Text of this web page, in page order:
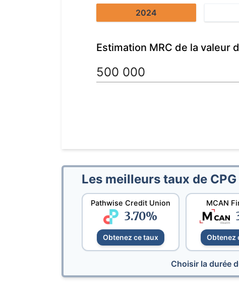
2024
Estimation MRC de la valeur
Les meilleurs taux de CPG
Pathwise Credit Union
3.70%
Obtenez ce taux
MCAN
Obtenez
Choisir la durée